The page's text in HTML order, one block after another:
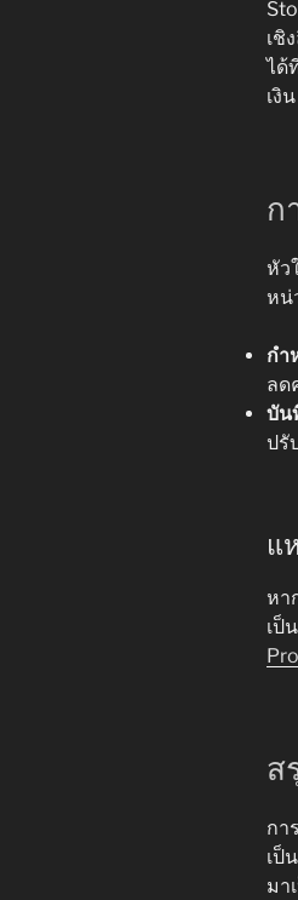
เชิ
ได้
เงิน
ก
หัว
หน่
กำ
ลด
บัน
ปรั
แ
หา
เป็
ส
กา
เป็
มา